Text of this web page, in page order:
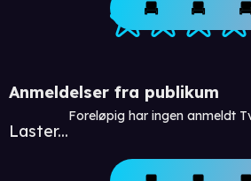
Anmeldelser fra publikum
Laster...
Foreløpig har ingen anmeldt